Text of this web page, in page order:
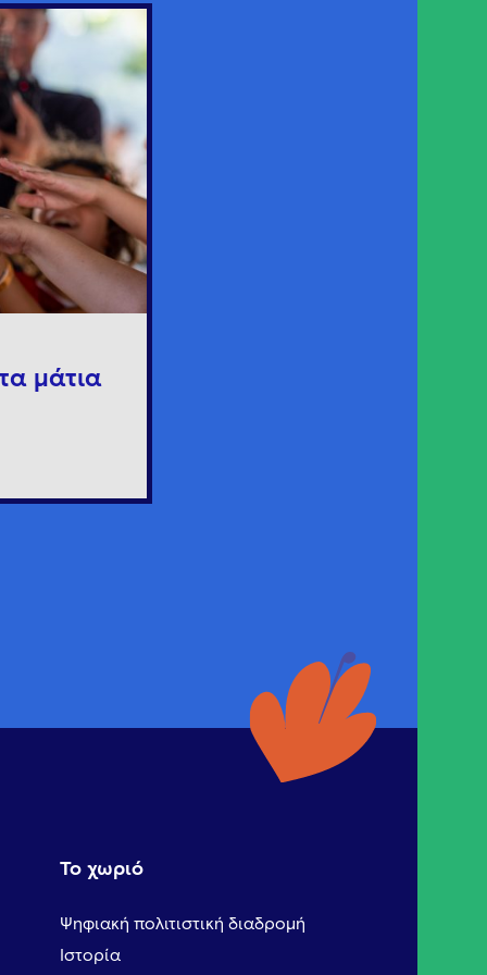
μάτια
Το χωριό
Ψηφιακή πολιτιστική διαδρομή
Ιστορία